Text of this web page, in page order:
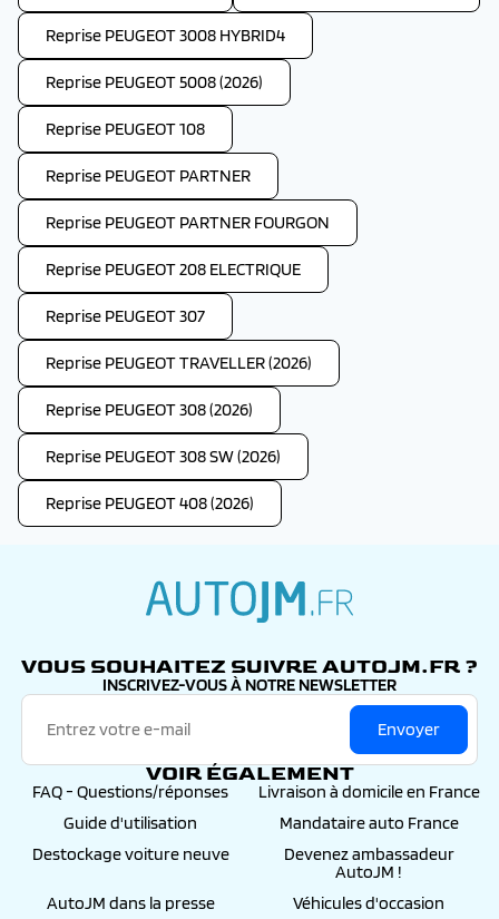
Reprise PEUGEOT 3008 HYBRID4
Reprise PEUGEOT 5008 (2026)
Reprise PEUGEOT 108
Reprise PEUGEOT PARTNER
Reprise PEUGEOT PARTNER FOURGON
Reprise PEUGEOT 208 ELECTRIQUE
Reprise PEUGEOT 307
Reprise PEUGEOT TRAVELLER (2026)
Reprise PEUGEOT 308 (2026)
Reprise PEUGEOT 308 SW (2026)
Reprise PEUGEOT 408 (2026)
VOUS SOUHAITEZ SUIVRE AUTOJM.FR ?
INSCRIVEZ-VOUS À NOTRE NEWSLETTER
Envoyer
VOIR ÉGALEMENT
FAQ - Questions/réponses
Livraison à domicile en France
Guide d'utilisation
Mandataire auto France
Destockage voiture neuve
Devenez ambassadeur
AutoJM !
AutoJM dans la presse
Véhicules d'occasion